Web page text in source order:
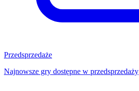
Przedsprzedaże
Najnowsze gry dostępne w przedsprzedaży